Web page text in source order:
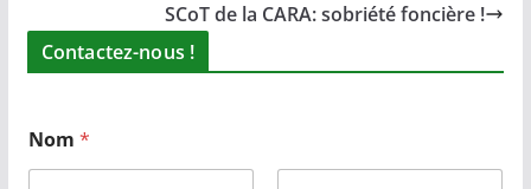
SCoT de la CARA: sobriété foncière !
Contactez-nous !
Nom *